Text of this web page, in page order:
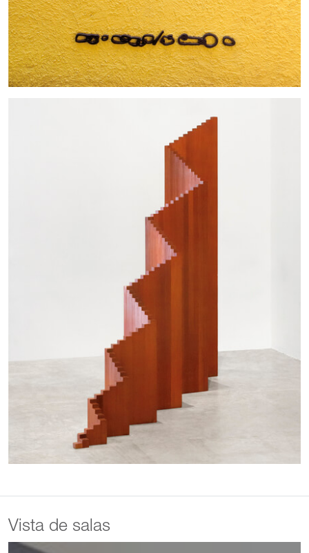
Vista de salas